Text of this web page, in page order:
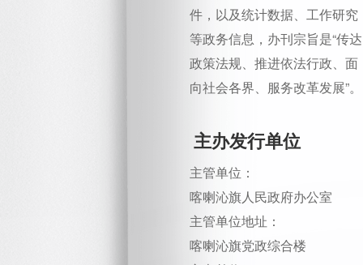
件，以及统计数据、工作研究
等政务信息，办刊宗旨是“传达
政策法规、推进依法行政、面
向社会各界、服务改革发展”。
主办发行单位
主管单位：
喀喇沁旗人民政府办公室
主管单位地址：
喀喇沁旗党政综合楼